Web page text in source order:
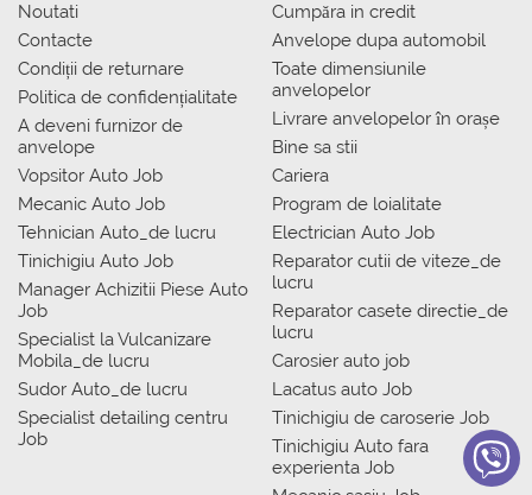
Noutati
Contacte
Condiții de returnare
Politica de confidențialitate
A deveni furnizor de
anvelope
Vopsitor Auto Job
Mecanic Auto Job
Tehnician Auto_de lucru
Tinichigiu Auto Job
Manager Achizitii Piese Auto
Job
Specialist la Vulcanizare
Mobila_de lucru
Sudor Auto_de lucru
Specialist detailing centru
Job
Сumpăra in credit
Anvelope dupa automobil
Toate dimensiunile
anvelopelor
Livrare anvelopelor în orașe
Bine sa stii
Cariera
Program de loialitate
Electrician Auto Job
Reparator cutii de viteze_de
lucru
Reparator casete directie_de
lucru
Carosier auto job
Lacatus auto Job
Tinichigiu de caroserie Job
Tinichigiu Auto fara
experienta Job